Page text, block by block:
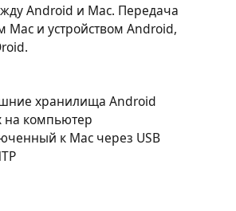
Android и Mac. Передача
и устройством Android,
хранилища Android
на компьютер
к Mac через USB